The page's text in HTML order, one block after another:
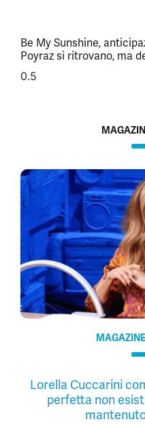
Be My Sunshine,
Poyraz si ritrovano, ma
MAGAZINE
Lorella Cuccarini
perfetta non